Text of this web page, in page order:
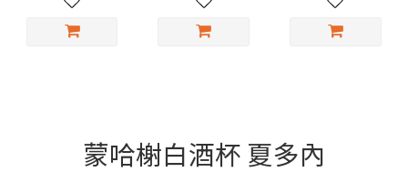
蒙哈榭白酒杯 夏多內